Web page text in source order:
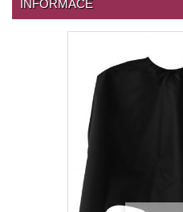
INFORMACE